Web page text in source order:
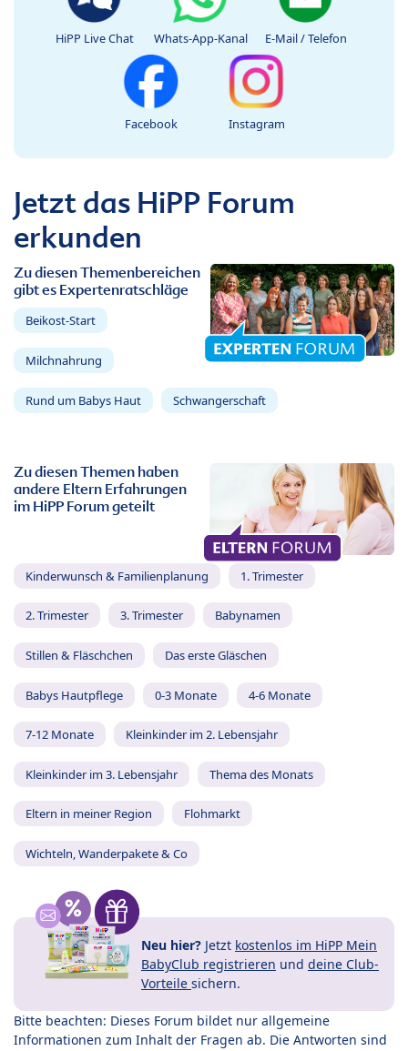
HiPP Live Chat Whats-App-Kanal E-Mail / Telefon
Facebook Instagram
Jetzt das HiPP Forum
erkunden
Zu diesen Themenbereichen
gibt es Expertenratschläge
Beikost-Start
Milchnahrung
Rund um Babys Haut Schwangerschaft
Zu diesen Themen haben
andere Eltern Erfahrungen
im HiPP Forum geteilt
Kinderwunsch & Familienplanung 1. Trimester
2. Trimester 3. Trimester Babynamen
Stillen & Fläschchen Das erste Gläschen
Babys Hautpflege 0-3 Monate 4-6 Monate
7-12 Monate Kleinkinder im 2. Lebensjahr
Kleinkinder im 3. Lebensjahr Thema des Monats
Eltern in meiner Region Flohmarkt
Wichteln, Wanderpakete & Co
Neu hier? Jetzt kostenlos im HiPP Mein
BabyClub registrieren und deine Club-
Vorteile sichern.
Bitte beachten: Dieses Forum bildet nur allgemeine
Informationen zum Inhalt der Fragen ab. Die Antworten sind